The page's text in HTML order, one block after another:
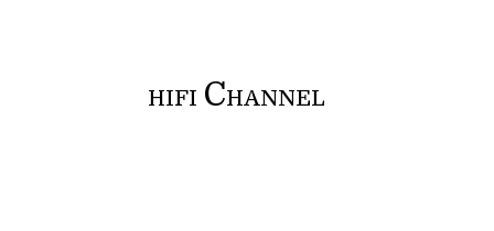
HIFI CHANNEL